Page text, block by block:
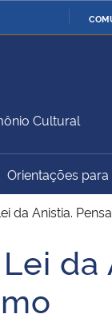
da Defesa
do
Regional
Geral da
Cultural
Orientações para
da Anistia.